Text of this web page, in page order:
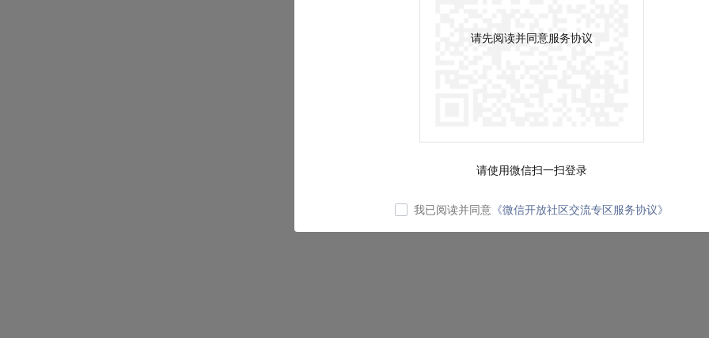
请先阅读并同意服务协议
请使用微信扫一扫登录
我已阅读并同意 《微信开放社区交流专区服务协议》